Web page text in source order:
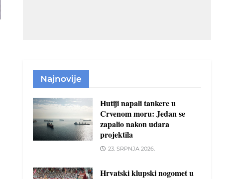
Najnovije
Hutiji napali tankere u
Crvenom moru: Jedan se
zapalio nakon udara
projektila
23. SRPNJA 2026.
Hrvatski klupski nogomet u